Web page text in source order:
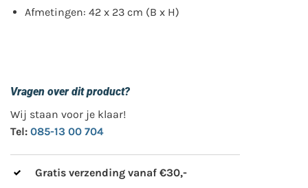
Afmetingen: 42 x 23 cm (B x H)
Vragen over dit product?
Wij staan voor je klaar!
Tel: 085-13 00 704
Gratis verzending vanaf €30,-